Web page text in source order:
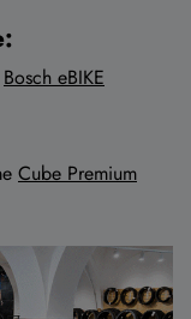
Bosch eBIKE
Cube Premium